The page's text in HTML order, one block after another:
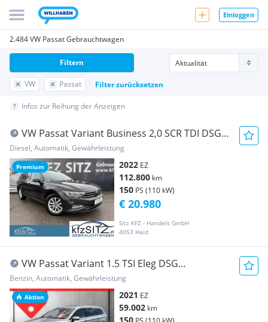
Einloggen
2.484 VW Passat Gebrauchtwagen
VW Passat Filter zurücksetzen
Filtern
Infos zur Reihung der Anzeigen
Premium
VW Passat Variant Business 2,0 SCR TDI DSG |
AHK
Diesel, Automatik, Gewährleistung
2022 EZ
112.800 km
150 PS (110 kW)
Sitz KFZ - Handels GmbH
4053 Haid
€ 20.980
Aktion
VW Passat Variant 1.5 TSI Eleg DSG
ASSIST+MATRIX+RF
Benzin, Automatik, Gewährleistung
2021 EZ
59.002 km